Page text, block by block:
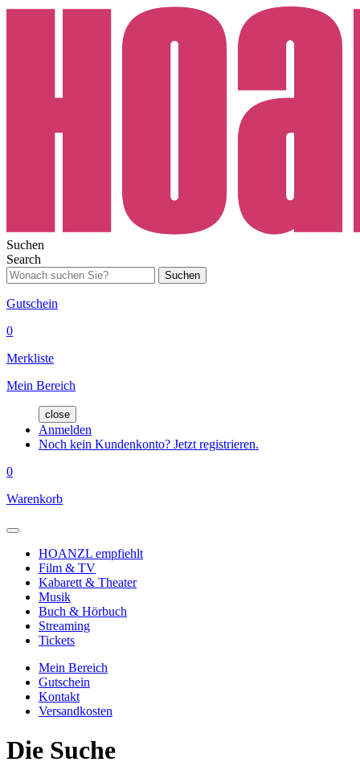
Suchen
Search
Suchen
Gutschein
0
Merkliste
Mein Bereich
close
Anmelden
Noch kein Kundenkonto? Jetzt registrieren.
0
Warenkorb
HOANZL empfiehlt
Film & TV
Kabarett & Theater
Musik
Buch & Hörbuch
Streaming
Tickets
Mein Bereich
Gutschein
Kontakt
Versandkosten
Die Suche